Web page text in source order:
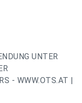
UNTER
- WWW.OTS.AT |